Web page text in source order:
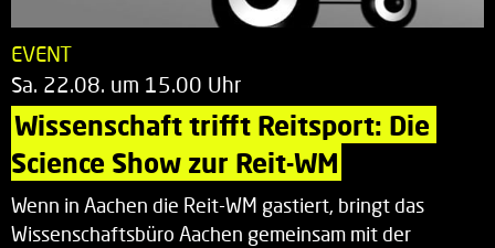
EVENT
Sa. 22.08. um 15.00 Uhr
Wissenschaft trifft Reitsport: Die
Science Show zur Reit-WM
Wenn in Aachen die Reit-WM gastiert, bringt das
Wissenschaftsbüro Aachen gemeinsam mit der